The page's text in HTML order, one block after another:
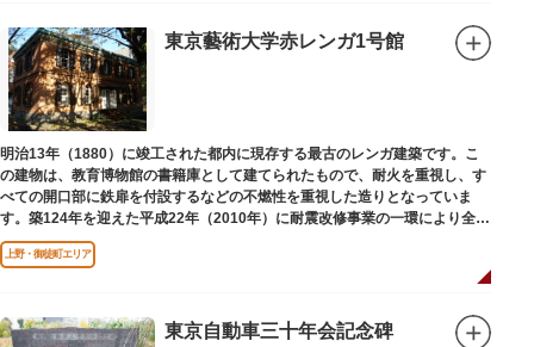
東京藝術大学赤レンガ1号館
明治13年（1880）に竣工された都内に現存する最古のレンガ建築です。こ
の建物は、教育博物館の書籍庫として建てられたもので、耐火を重視し、す
べての開口部に鉄扉を付設するなどの不燃性を重視した造りとなっていま
す。築124年を迎えた平成22年（2010年）に耐震改修事業の一環により全面
改修が施されました。
上野・御徒町エリア
東京自動車三十年会記念碑